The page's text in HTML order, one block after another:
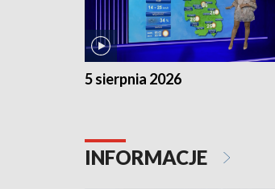
5 sierpnia 2026
INFORMACJE